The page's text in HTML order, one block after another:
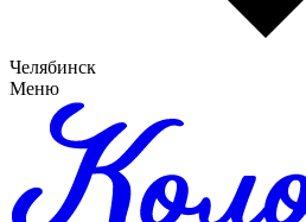
Челябинск
Меню